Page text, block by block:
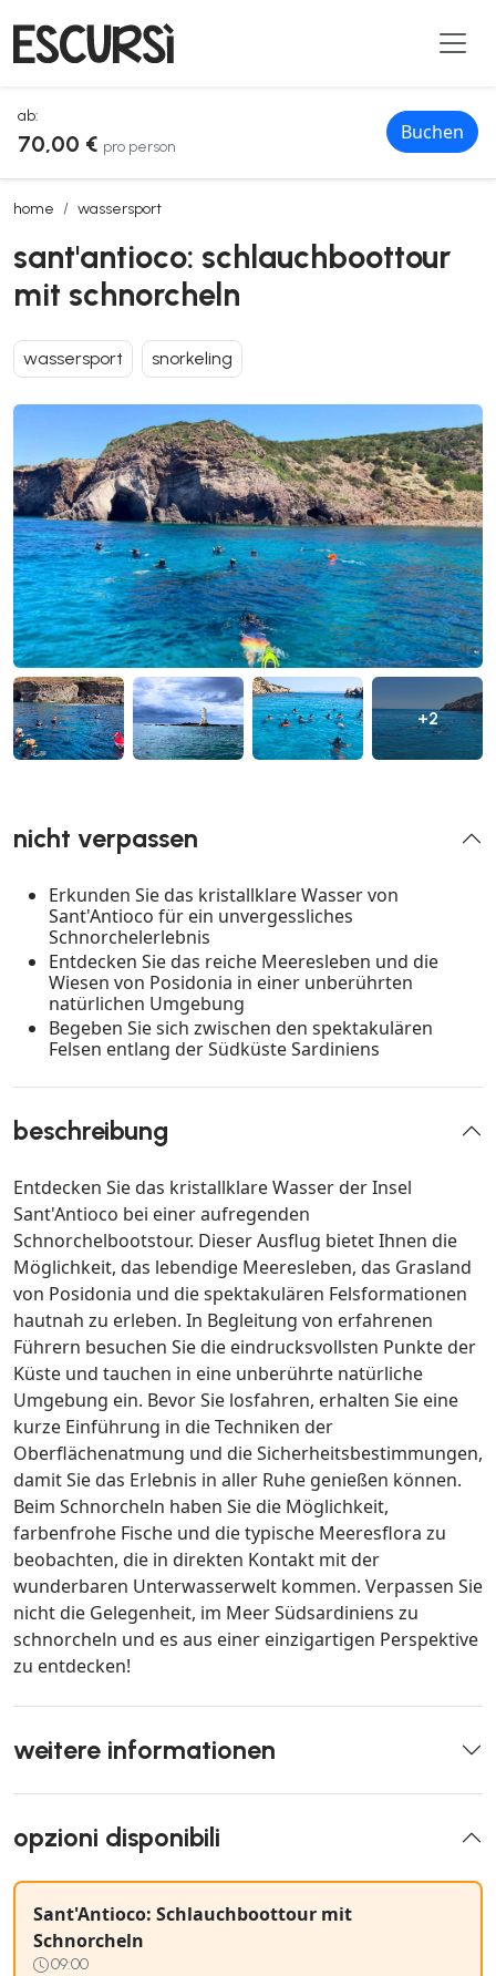
ab:
70,00 € pro person
Buchen
home wassersport
sant'antioco: schlauchboottour mit schnorcheln
sant'antioco: schlauchboottour
mit schnorcheln
wassersport snorkeling
+2
nicht verpassen
Erkunden Sie das kristallklare Wasser von
Sant'Antioco für ein unvergessliches
Schnorchelerlebnis
Entdecken Sie das reiche Meeresleben und die
Wiesen von Posidonia in einer unberührten
natürlichen Umgebung
Begeben Sie sich zwischen den spektakulären
Felsen entlang der Südküste Sardiniens
beschreibung
Entdecken Sie das kristallklare Wasser der Insel
Sant'Antioco bei einer aufregenden
Schnorchelbootstour. Dieser Ausflug bietet Ihnen die
Möglichkeit, das lebendige Meeresleben, das Grasland
von Posidonia und die spektakulären Felsformationen
hautnah zu erleben. In Begleitung von erfahrenen
Führern besuchen Sie die eindrucksvollsten Punkte der
Küste und tauchen in eine unberührte natürliche
Umgebung ein. Bevor Sie losfahren, erhalten Sie eine
kurze Einführung in die Techniken der
Oberflächenatmung und die Sicherheitsbestimmungen,
damit Sie das Erlebnis in aller Ruhe genießen können.
Beim Schnorcheln haben Sie die Möglichkeit,
farbenfrohe Fische und die typische Meeresflora zu
beobachten, die in direkten Kontakt mit der
wunderbaren Unterwasserwelt kommen. Verpassen Sie
nicht die Gelegenheit, im Meer Südsardiniens zu
schnorcheln und es aus einer einzigartigen Perspektive
zu entdecken!
weitere informationen
opzioni disponibili
Sant'Antioco: Schlauchboottour mit
Schnorcheln
09:00